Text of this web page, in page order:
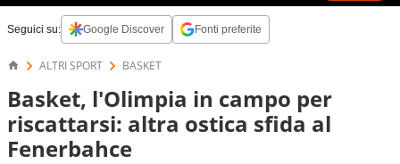
Seguici su: Google Discover Fonti preferite
ALTRI SPORT BASKET
Basket, l'Olimpia in campo per
riscattarsi: altra ostica sfida al
Fenerbahce